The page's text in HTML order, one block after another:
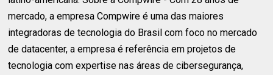
mercado, a empresa Compwire é uma das maiores
integradoras de tecnologia do Brasil com foco no mercado
de datacenter, a empresa é referência em projetos de
tecnologia com expertise nas áreas de cibersegurança,